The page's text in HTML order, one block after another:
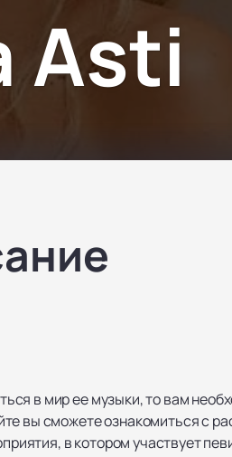
Asti
в мир ее музыки, то вам
вы сможете ознакомиться с
в котором участвует